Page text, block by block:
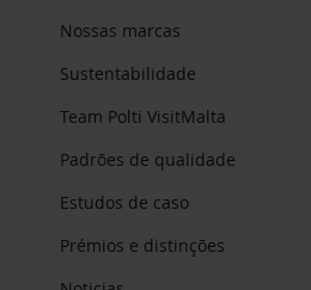
Nossas marcas
Sustentabilidade
Team Polti VisitMalta
Padrões de qualidade
Estudos de caso
Prémios e distinções